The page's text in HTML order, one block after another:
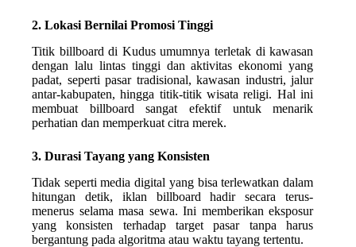
2. Lokasi Bernilai Promosi Tinggi
Titik billboard di Kudus umumnya terletak di kawasan
dengan lalu lintas tinggi dan aktivitas ekonomi yang
padat, seperti pasar tradisional, kawasan industri, jalur
antar-kabupaten, hingga titik-titik wisata religi. Hal ini
membuat billboard sangat efektif untuk menarik
perhatian dan memperkuat citra merek.
3. Durasi Tayang yang Konsisten
Tidak seperti media digital yang bisa terlewatkan dalam
hitungan detik, iklan billboard hadir secara terus-
menerus selama masa sewa. Ini memberikan eksposur
yang konsisten terhadap target pasar tanpa harus
bergantung pada algoritma atau waktu tayang tertentu.